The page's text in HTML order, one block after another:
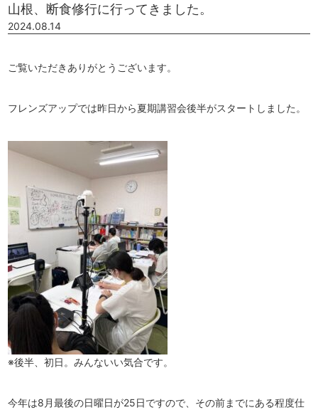
山根、断食修行に行ってきました。
2024.08.14
ご覧いただきありがとうございます。
フレンズアップでは昨日から夏期講習会後半がスタートしました。
※後半、初日。みんないい気合です。
今年は8月最後の日曜日が25日ですので、その前までにある程度仕